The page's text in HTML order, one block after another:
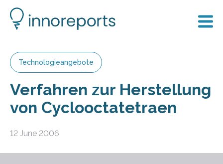
Technologieangebote
Verfahren zur Herstellung
von Cyclooctatetraen
12 June 2006